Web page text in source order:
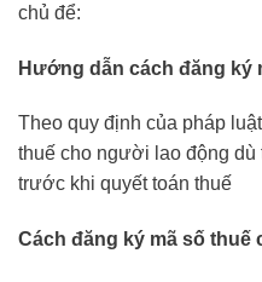
chủ để:
Hướng dẫn cách đăng ký
Theo quy định của pháp
thuế cho người lao động
trước khi quyết toán thuế
Cách đăng ký mã số thuế